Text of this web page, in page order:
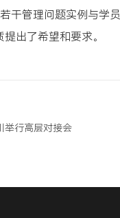
干管理问题实例与学
出了希望和要求。
举行高层对接会